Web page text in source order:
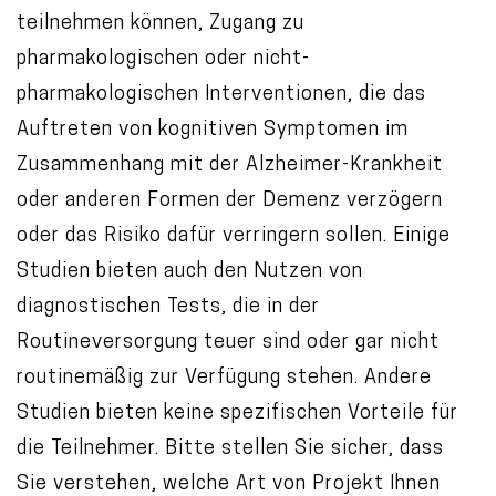
teilnehmen können, Zugang zu
pharmakologischen oder nicht-
pharmakologischen Interventionen, die das
Auftreten von kognitiven Symptomen im
Zusammenhang mit der Alzheimer-Krankheit
oder anderen Formen der Demenz verzögern
oder das Risiko dafür verringern sollen. Einige
Studien bieten auch den Nutzen von
diagnostischen Tests, die in der
Routineversorgung teuer sind oder gar nicht
routinemäßig zur Verfügung stehen. Andere
Studien bieten keine spezifischen Vorteile für
die Teilnehmer. Bitte stellen Sie sicher, dass
Sie verstehen, welche Art von Projekt Ihnen